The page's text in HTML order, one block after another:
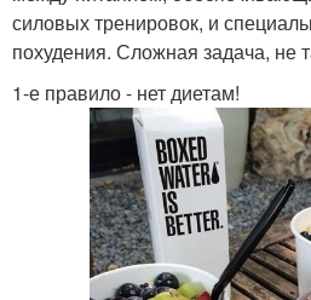
силовых тренировок, и
похудения. Сложная задача, не
1-е правило - нет диетам!